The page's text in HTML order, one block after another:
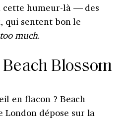
cette humeur-là — des
qui sentent bon le
too much.
Beach Blossom
en flacon ? Beach
London dépose sur la